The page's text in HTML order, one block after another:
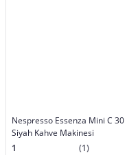
Nespresso Essenza Mini C 30
Siyah Kahve Makinesi
1
(1)